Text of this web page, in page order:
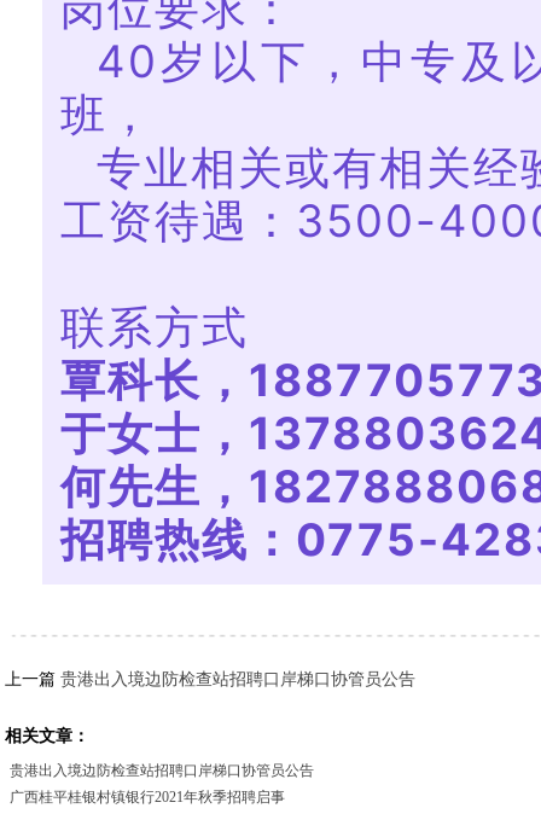
40岁以下，中专及
班，
专业相关或有相关经
工资待遇：3500-
联系方式
覃科长，
于女士，
何先生，
招聘热线：0775-
上一篇 贵港出入境边防检查站招聘口岸梯口协管员公告
相关文章：
贵港出入境边防检查站招聘口岸梯口协管员公告
广西桂平桂银村镇银行2021年秋季招聘启事